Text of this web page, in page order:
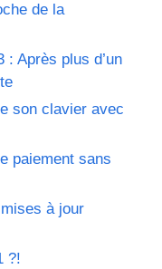
de la
: Après plus d’un
son clavier avec
paiement sans
à jour
?!